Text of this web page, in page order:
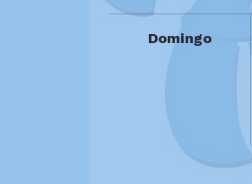
Domingo